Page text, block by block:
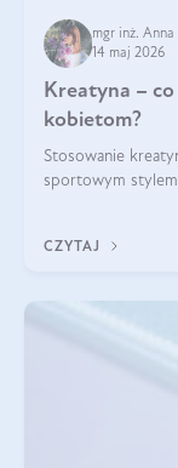
mgr inż. Anna
14 maj 2026
Kreatyna – co
kobietom?
Stosowanie
sportowym
zwiększa masę
CZYTAJ